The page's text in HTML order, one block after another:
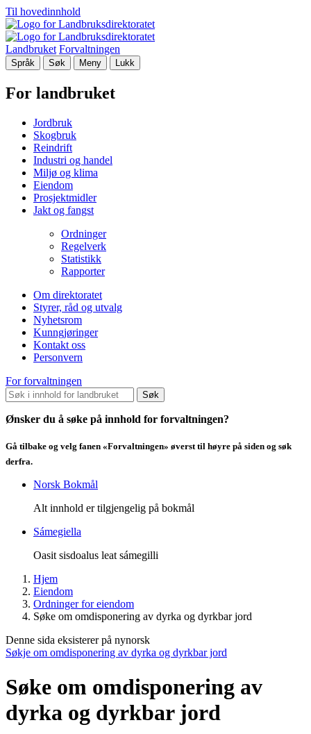
Til hovedinnhold
Landbruket Forvaltningen
Språk Søk Meny Lukk
For landbruket
Jordbruk
Skogbruk
Reindrift
Industri og handel
Miljø og klima
Eiendom
Prosjektmidler
Jakt og fangst
Ordninger
Regelverk
Statistikk
Rapporter
Om direktoratet
Styrer, råd og utvalg
Nyhetsrom
Kunngjøringer
Kontakt oss
Personvern
For forvaltningen
Søk
Ønsker du å søke på innhold for forvaltningen?
Gå tilbake og velg fanen «Forvaltningen» øverst til høyre på siden og søk
derfra.
Norsk Bokmål
Alt innhold er tilgjengelig på bokmål
Sámegiella
Oasit sisdoalus leat sámegilli
Hjem
Eiendom
Ordninger for eiendom
Søke om omdisponering av dyrka og dyrkbar jord
Denne sida eksisterer på nynorsk
Søkje om omdisponering av dyrka og dyrkbar jord
Søke om omdisponering av
dyrka og dyrkbar jord